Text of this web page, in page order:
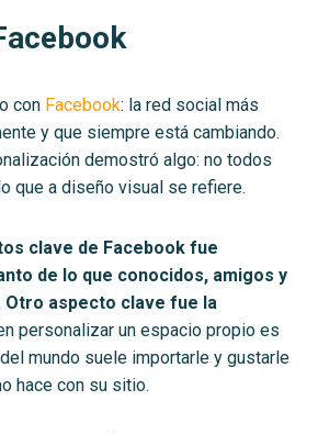
con Facebook: la red social más
y que siempre está cambiando.
demostró algo: no todos
que a diseño visual se refiere.
clave de Facebook fue
de lo que conocidos, amigos y
Otro aspecto clave fue la
personalizar un espacio propio es
mundo suele importarle y gustarle
hace con su sitio.